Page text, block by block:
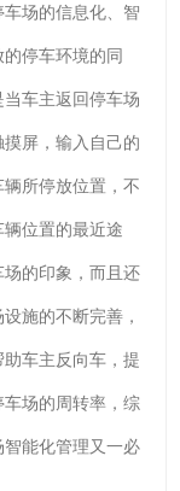
场的信息化、智
停车环境的同
车主返回停车场
屏，输入自己的
所停放位置，不
位置的最近途
的印象，而且还
施的不断完善，
车主反向车，提
场的周转率，综
能化管理又一必